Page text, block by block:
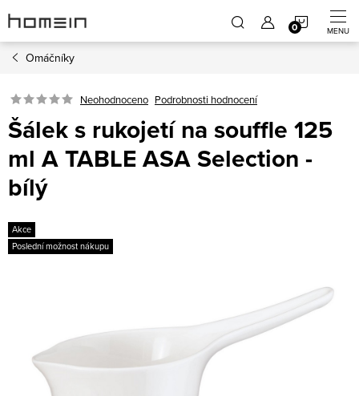
na
obsah
Omáčníky
Neohodnoceno Podrobnosti hodnocení
Šálek s rukojetí na souffle 125
ml A TABLE ASA Selection -
bílý
Akce
Poslední možnost nákupu